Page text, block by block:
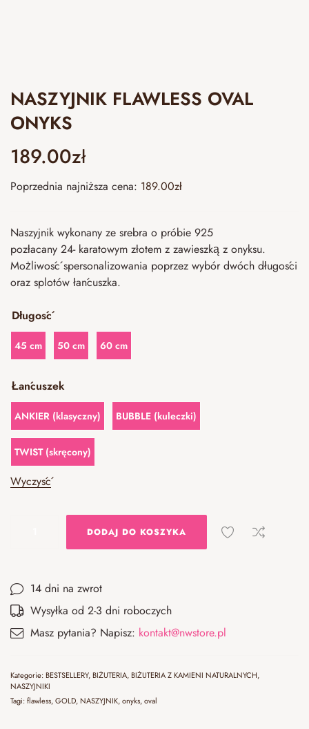
NASZYJNIK FLAWLESS OVAL
ONYKS
189.00zł
Poprzednia najniższa cena: 189.00zł
Naszyjnik wykonany ze srebra o próbie 925
pozłacany 24- karatowym złotem z zawieszką z onyksu.
Możliwość spersonalizowania poprzez wybór dwóch długości
oraz splotów łańcuszka.
Długość
45 cm 50 cm 60 cm
Łańcuszek
ANKIER (klasyczny) BUBBLE (kuleczki)
TWIST (skręcony)
Wyczyść
DODAJ DO KOSZYKA
14 dni na zwrot
Wysyłka od 2-3 dni roboczych
Masz pytania? Napisz: kontakt@nwstore.pl
Kategorie:BESTSELLERY,BIŻUTERIA,BIŻUTERIA Z KAMIENI NATURALNYCH,
NASZYJNIKI
Tagi:flawless,GOLD,NASZYJNIK,onyks,oval